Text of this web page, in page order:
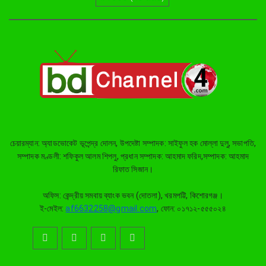
ও সমাবেশ থেকে জুলাই সনদ
তাড়াইলে জুলাই গণঅভ্যুত্থান দিবস
ইটনায় জুলাই গণঅভ্যুত্থান দিবস পালন
জুলাই গণঅভ্যুত্থান দিবসে কিশোরগঞ্জে
চেয়ারম্যান: অ্যাডভোকেট ভূপেন্দ্র দোলন, উপদেষ্টা সম্পাদক: সাইফুল হক মোল্লা দুলু, সভাপতি,
সম্পাদক মণ্ডলী: শফিকুল আলম শিপলু, প্রধান সম্পাদক: আহমাদ ফরিদ,সম্পাদক: আহমাদ
রিফাত সিজান।
অফিস: কেন্দ্রীয় সমবায় ব্যাংক ভবন (দোতলা), খরমপট্টি, কিশোরগঞ্জ।
ই-মেইল:af6632258@gmail.com, ফোন: ০১৭১২-৫৫৫০২৪